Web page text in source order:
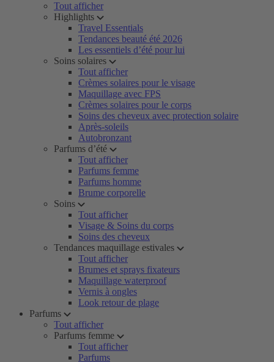
Tout afficher
Highlights
Travel Essentials
Tendances beauté été 2026
Les essentiels d’été pour lui
Soins solaires
Tout afficher
Crèmes solaires pour le visage
Maquillage avec FPS
Crèmes solaires pour le corps
Soins des cheveux avec protection solaire
Après-soleils
Autobronzant
Parfums d’été
Tout afficher
Parfums femme
Parfums homme
Brume corporelle
Soins
Tout afficher
Visage & Soins du corps
Soins des cheveux
Tendances maquillage estivales
Tout afficher
Brumes et sprays fixateurs
Maquillage waterproof
Vernis à ongles
Look retour de plage
Parfums
Tout afficher
Parfums femme
Tout afficher
Parfums